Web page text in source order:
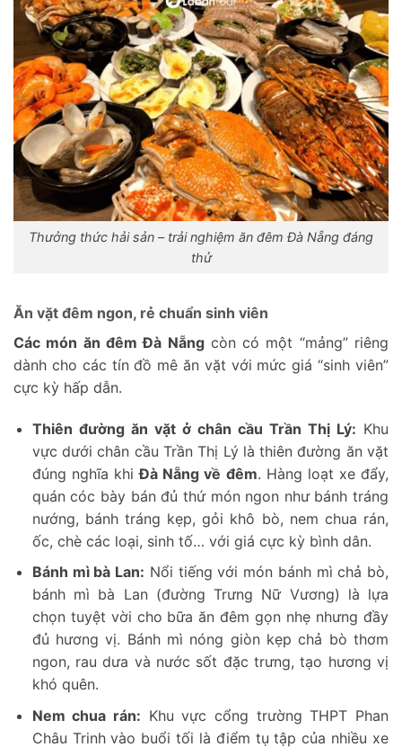
Thưởng thức hải sản – trải nghiệm ăn đêm Đà Nẵng đáng
thử
Ăn vặt đêm ngon, rẻ chuẩn sinh viên
Các món ăn đêm Đà Nẵngcòn có một “mảng” riêng
dành cho các tín đồ mê ăn vặt với mức giá “sinh viên”
cực kỳ hấp dẫn.
Thiên đường ăn vặt ở chân cầu Trần Thị Lý: Khu
vực dưới chân cầu Trần Thị Lý là thiên đường ăn vặt
đúng nghĩa khiĐà Nẵng về đêm. Hàng loạt xe đẩy,
quán cóc bày bán đủ thứ món ngon như bánh tráng
nướng, bánh tráng kẹp, gỏi khô bò, nem chua rán,
ốc, chè các loại, sinh tố… với giá cực kỳ bình dân.
Bánh mì bà Lan: Nổi tiếng với món bánh mì chả bò,
bánh mì bà Lan (đường Trưng Nữ Vương) là lựa
chọn tuyệt vời cho bữa ăn đêm gọn nhẹ nhưng đầy
đủ hương vị. Bánh mì nóng giòn kẹp chả bò thơm
ngon, rau dưa và nước sốt đặc trưng, tạo hương vị
khó quên.
Nem chua rán: Khu vực cổng trường THPT Phan
Châu Trinh vào buổi tối là điểm tụ tập của nhiều xe